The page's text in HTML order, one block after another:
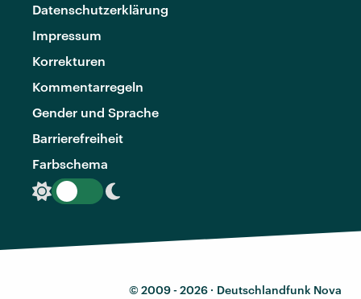
Datenschutzerklärung
Impressum
Korrekturen
Kommentarregeln
Gender und Sprache
Barrierefreiheit
Farbschema
© 2009 - 2026 · Deutschlandfunk Nova